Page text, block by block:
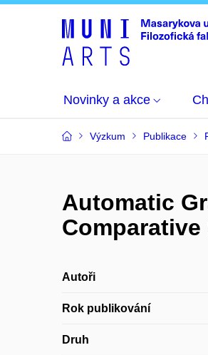
Novinky a akce
Výzkum Publikace
Automatic
Comparative
Autoři
Rok publikování
Druh